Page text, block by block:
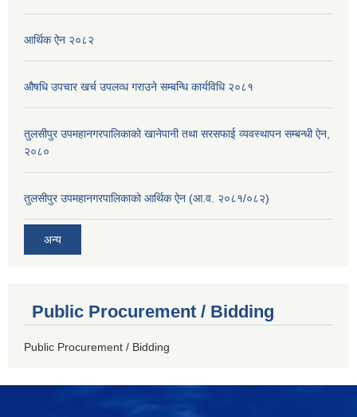
आर्थिक ऐन २०८२
औषधि उपचार खर्च उपलव्ध गराउने सम्बन्धि कार्यविधि २०८१
तुलसीपुर उपमहानगरपालिकाको खानेपानी तथा सरसफाई व्यवस्थापन सम्बन्धी ऐन,
२०८०
तुलसीपुर उपमहानगरपालिकाको आर्थिक ऐन (आ.व. २०८१/०८२)
अन्य
Public Procurement / Bidding
Public Procurement / Bidding